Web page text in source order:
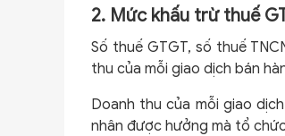
2. Mức khấu trừ thuế
Số thuế GTGT, số thuế
thu của mỗi giao dịch bán
Doanh thu của mỗi giao
nhân được hưởng mà tổ